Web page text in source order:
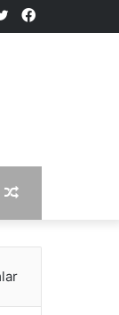
Facebook
X
Rastgele
Makale